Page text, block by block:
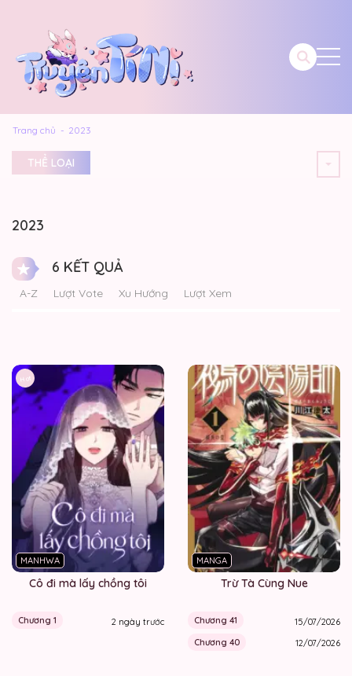
Trang chủ 2023
THỂ LOẠI
2023
6 KẾT QUẢ
A-Z Lượt Vote Xu Hướng Lượt Xem
Hot
MANHWA
Cô đi mà lấy chồng tôi
Chương 1 2 ngày trước
MANGA
Trừ Tà Cùng Nue
Chương 41
15/07/2026
Chương 40
12/07/2026